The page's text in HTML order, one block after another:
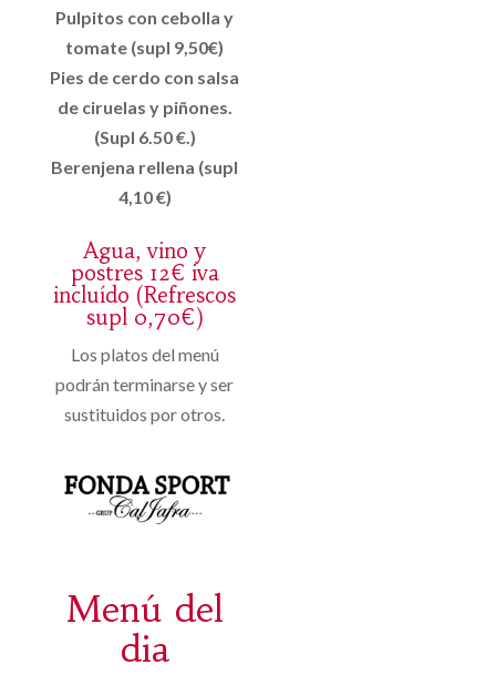
Pulpitos con cebolla y
tomate (supl 9,50€)
Pies de cerdo con salsa
de ciruelas y piñones.
(Supl 6.50 €.)
Berenjena rellena (supl
4,10 €)
Agua, vino y
postres 12€ iva
incluído (Refrescos
supl 0,70€)
Los platos del menú
podrán terminarse y ser
sustituidos por otros.
Menú del
dia